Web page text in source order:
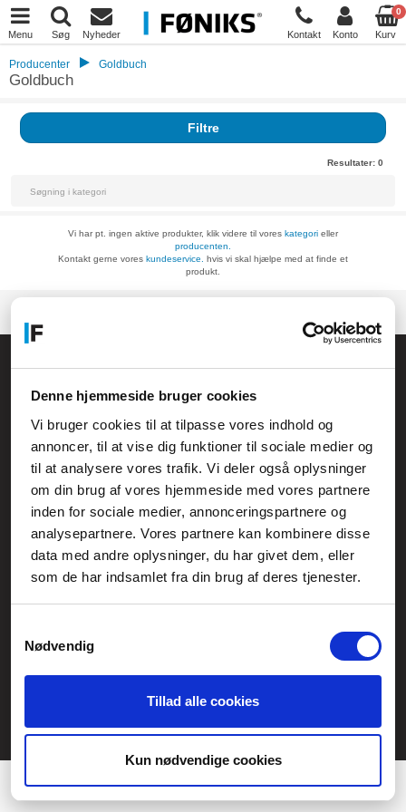
Denne hjemmeside bruger cookies
Vi bruger cookies til at tilpasse vores indhold og
annoncer, til at vise dig funktioner til sociale medier og
til at analysere vores trafik. Vi deler også oplysninger
om din brug af vores hjemmeside med vores partnere
inden for sociale medier, annonceringspartnere og
analysepartnere. Vores partnere kan kombinere disse
data med andre oplysninger, du har givet dem, eller
som de har indsamlet fra din brug af deres tjenester.
Nødvendig
Tillad alle cookies
Kun nødvendige cookies
Menu Søg Nyheder Kontakt Konto
0
Kurv
Producenter Goldbuch
Goldbuch
Filtre
Resultater: 0
Vi har pt. ingen aktive produkter, klik videre til vores kategori eller
producenten.
Kontakt gerne vores kundeservice.
hvis vi skal hjælpe med at finde et
produkt.
Anelystparken 33B, 8381 Tilst
Generelle henvendelser:
kontakt@fcomputer.dk
Service- og reklamationsafdelingen:
Sitemap
3 ugers returret Datasikkerhed/Cookies